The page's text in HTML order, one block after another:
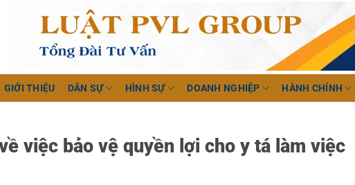
GIỚI THIỆU DÂN SỰ HÌNH SỰ DOANH NGHIỆP HÀNH CHÍNH
việc bảo vệ quyền lợi cho y tá làm việc